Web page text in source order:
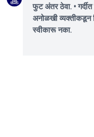
फुट अंतर ठेवा. •
अनोळखी व्यक्तीकडून
स्वीकारू नका.